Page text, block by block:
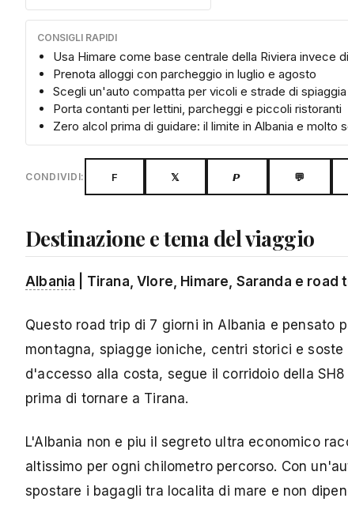
CONSIGLI RAPIDI
Usa Himare come base centrale della Riviera invece
Prenota alloggi con parcheggio in luglio e agosto
Scegli un'auto compatta per vicoli e strade di spiaggia
Porta contanti per lettini, parcheggi e piccoli ristoranti
Zero alcol prima di guidare: il limite in Albania e molto
CONDIVIDI: F 𝕏 𝙋 💬
Destinazione e tema del viaggio
Albania | Tirana, Vlore, Himare, Saranda e road
Questo road trip di 7 giorni in Albania e pensato
montagna, spiagge ioniche, centri storici e
d'accesso alla costa, segue il corridoio della
prima di tornare a Tirana.
L'Albania non e piu il segreto ultra economico
altissimo per ogni chilometro percorso. Con
spostare i bagagli tra localita di mare e non